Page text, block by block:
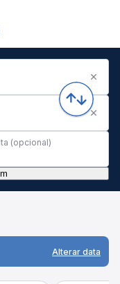
(opcional)
Alterar data